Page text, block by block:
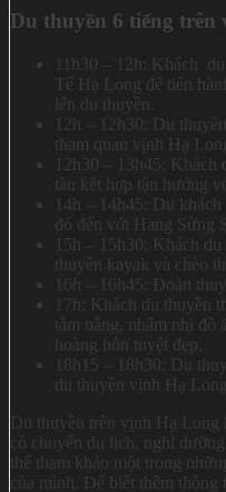
Du thuyền 6 tiếng
11h30 – 12h: Khách
Tế Hạ Long để tiến
lên du thuyền.
12h – 12h30: Du
tham quan vịnh Hạ
12h30 – 13h45: Khách
tàu kết hợp tận hưởng
14h – 14h45: Du
đó đến với Hang Sửng
15h – 15h30: Khách
thuyền kayak và chèo
16h – 16h45: Đoàn
17h: Khách du thuyền
tắm nắng, nhâm nhi đồ
hoàng hôn tuyệt đẹp.
18h15 – 18h30: Du
du thuyền vịnh Hạ
Du thuyền trên vịnh Hạ Long
có chuyến du lịch, nghỉ
thể tham khảo một trong
của mình. Để biết thêm thông